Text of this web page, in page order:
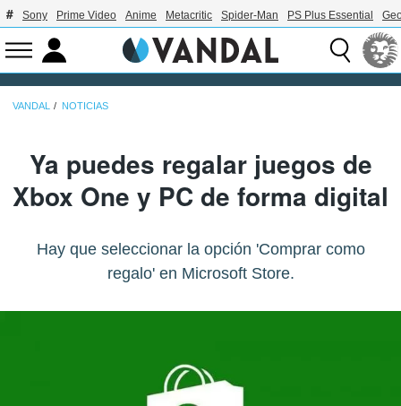
Sony Prime Video Anime Metacritic Spider-Man PS Plus Essential
VANDAL NOTICIAS
Ya puedes regalar juegos de
Xbox One y PC de forma digital
Hay que seleccionar la opción 'Comprar como
regalo' en Microsoft Store.